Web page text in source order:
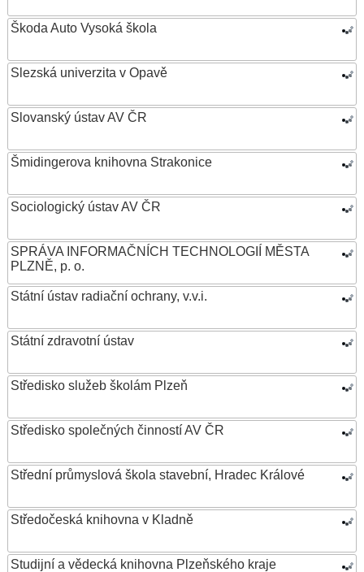
Škoda Auto Vysoká škola
Slezská univerzita v Opavě
Slovanský ústav AV ČR
Šmidingerova knihovna Strakonice
Sociologický ústav AV ČR
SPRÁVA INFORMAČNÍCH TECHNOLOGIÍ MĚSTA
PLZNĚ, p. o.
Státní ústav radiační ochrany, v.v.i.
Státní zdravotní ústav
Středisko služeb školám Plzeň
Středisko společných činností AV ČR
Střední průmyslová škola stavební, Hradec Králové
Středočeská knihovna v Kladně
Studijní a vědecká knihovna Plzeňského kraje